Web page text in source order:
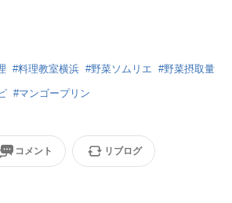
#料理教室横浜 #野菜ソムリエ #野菜摂取量
#マンゴープリン
コメント リブログ